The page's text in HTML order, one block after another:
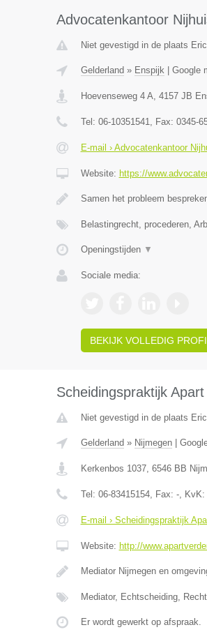
Advocatenkantoor
Niet gevestigd in de plaats
Gelderland » Enspijk| Google
Hoevenseweg 4 A, 4157 JB
Tel: 06-10351541, Fax: 0345-
E-mail › Advocatenkantoor
Website: https://
Samen het probleem
Belastingrecht, procederen,
Openingstijden ▼
Sociale media:
BEKIJK VOLLEDIG
Scheidingspraktijk
Niet gevestigd in de plaats
Gelderland » Nijmegen|
Kerkenbos 1037, 6546 BB
Tel: 06-83415154, Fax: -, KvK:
E-mail › Scheidingspraktijk
Website: http://
Mediator Nijmegen en
Mediator, Echtscheiding,
Er wordt gewerkt op afspraak.